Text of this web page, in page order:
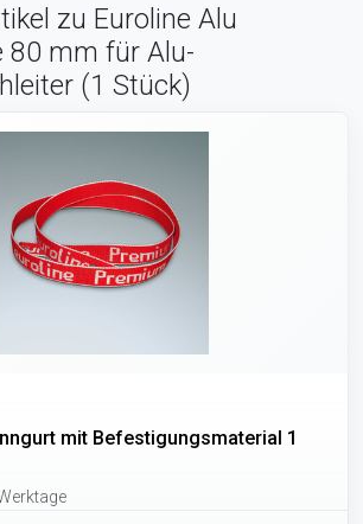
zu Euroline Alu
mm für Alu-
(1 Stück)
mit Befestigungsmaterial 1